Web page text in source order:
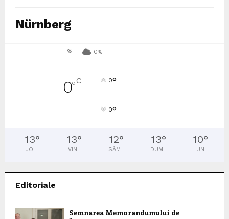
Nürnberg
% 0%
0°C 0°
0°
13°
JOI
13°
VIN
12°
SÂM
13°
DUM
10°
LUN
Editoriale
Semnarea Memorandumului de